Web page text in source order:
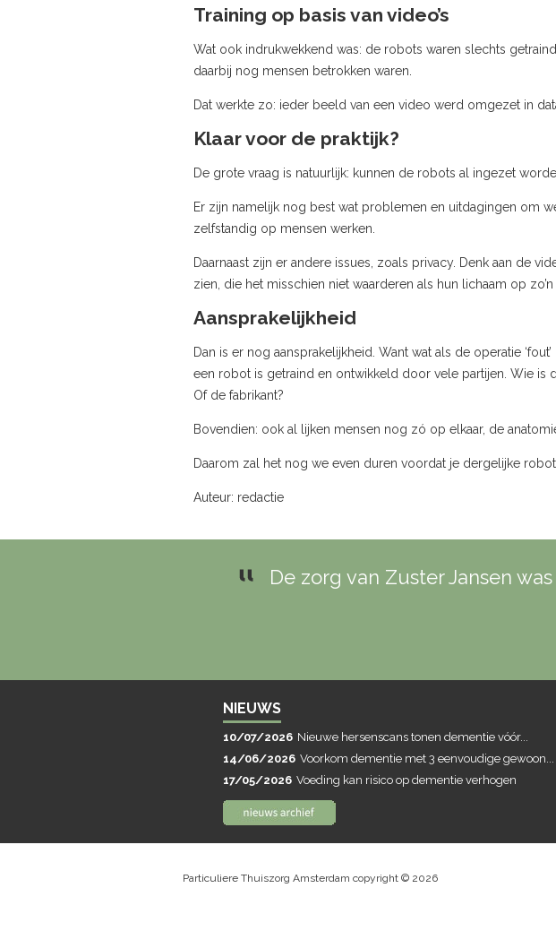
Training op basis van video’s
Wat ook indrukwekkend was: de robots waren slechts
daarbij nog mensen betrokken waren.
Dat werkte zo: ieder beeld van een video werd omgezet in
Klaar voor de praktijk?
De grote vraag is natuurlijk: kunnen de robots al ingezet
Er zijn namelijk nog best wat problemen en uitdagingen om
zelfstandig op mensen werken.
Daarnaast zijn er andere issues, zoals privacy. Denk aan de
zien, die het misschien niet waarderen als hun lichaam op
Aansprakelijkheid
Dan is er nog aansprakelijkheid. Want wat als de operatie
een robot is getraind en ontwikkeld door vele partijen. Wie is
Of de fabrikant?
Bovendien: ook al lijken mensen nog zó op elkaar, de
Daarom zal het nog we even duren voordat je dergelijke
Auteur: redactie
De zorg van Zuster Jansen
NIEUWS
10/07/2026 Nieuwe hersenscans tonen dementie vóór...
14/06/2026 Voorkom dementie met 3 eenvoudige gewoon...
17/05/2026 Voeding kan risico op dementie verhogen
Particuliere Thuiszorg Amsterdam copyright © 2026